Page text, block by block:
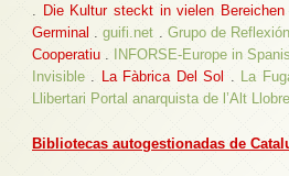
Die Kultur steckt in vielen
Germinal
.guifi.net Grupo de
Cooperatiu
INFORSE-Europe in
Invisible
La Fàbrica Del Sol La
Llibertari Portal anarquista de l’Alt
Bibliotecas autogestionadas de